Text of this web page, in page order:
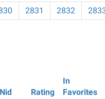
2831 2832
Nid
Rating
In
Favorites